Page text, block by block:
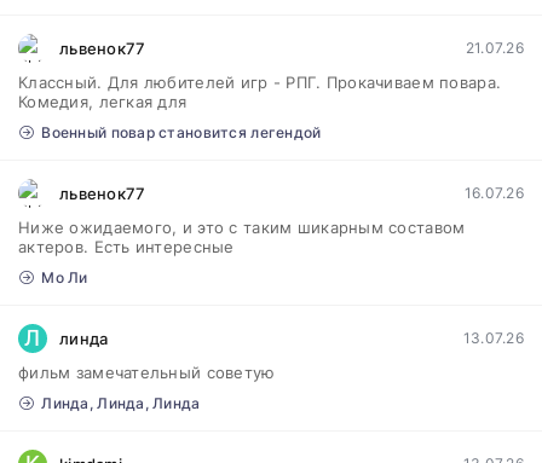
львенок77 21.07.26
Классный. Для любителей игр - РПГ. Прокачиваем повара.
Комедия, легкая для
Военный повар становится легендой
львенок77 16.07.26
Ниже ожидаемого, и это с таким шикарным составом
актеров. Есть интересные
Мо Ли
Л линда 13.07.26
фильм замечательный советую
Линда, Линда, Линда